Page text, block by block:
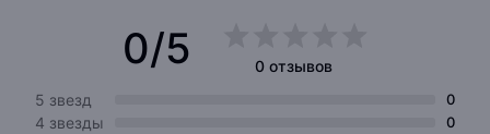
0/5
0 отзывов
5 звезд
0
4 звезды 0